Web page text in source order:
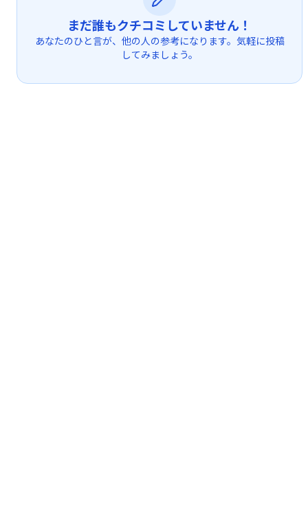
まだ誰もクチコミしていません！
あなたのひと言が、他の人の参考になります。気軽に投稿
してみましょう。